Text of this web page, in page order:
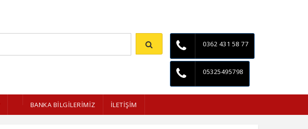
0362 431 58 77
05325495798
BANKA BİLGİLERİMİZ İLETİŞİM